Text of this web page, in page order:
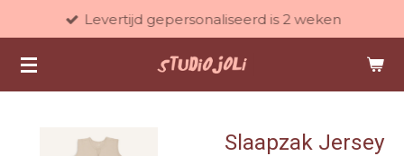
naar
de
Levertijd gepersonaliseerd is 2 weken
Slaapzak Jersey